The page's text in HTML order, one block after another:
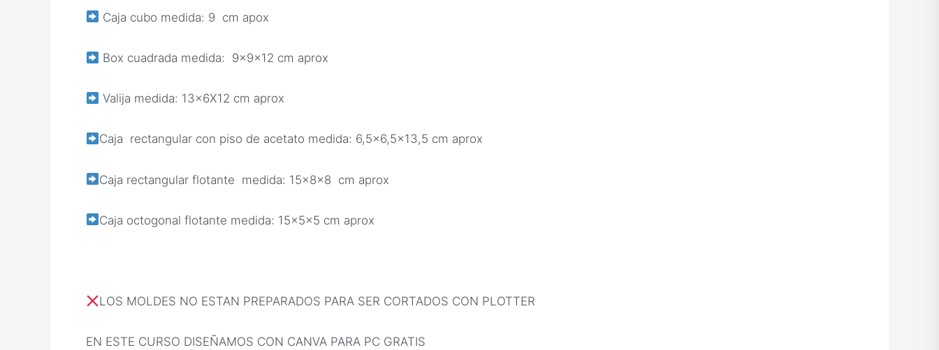
Caja cubo medida: 9 cm apox
Box cuadrada medida: 9x9x12 cm aprox
Valija medida: 13×6X12 cm aprox
Caja rectangular con piso de acetato medida: 6,5×6,5×13,5 cm aprox
Caja rectangular flotante medida: 15x8x8 cm aprox
Caja octogonal flotante medida: 15x5x5 cm aprox
LOS MOLDES NO ESTAN PREPARADOS PARA SER CORTADOS CON PLOTTER
EN ESTE CURSO DISEÑAMOS CON CANVA PARA PC GRATIS